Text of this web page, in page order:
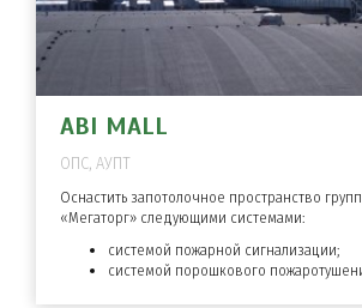
ABI MALL
ОПС, АУПТ
Оснастить запотолочное пространство
«Мегаторг» следующими системами:
системой пожарной сигнализации;
системой порошкового